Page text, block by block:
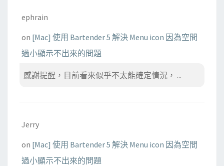
ephrain
on [Mac] 使用 Bartender 5 解決 Menu icon 因為空間
過小顯示不出來的問題
感謝提醒，目前看來似乎不太能確定情況， ...
Jerry
on [Mac] 使用 Bartender 5 解決 Menu icon 因為空間
過小顯示不出來的問題